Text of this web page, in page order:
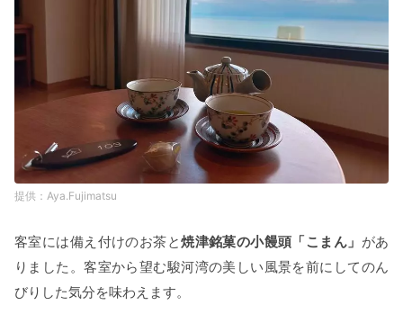
Aya.Fujimatsu
客室には備え付けのお茶と焼津銘菓の小饅頭「こまん」 があ
りました。客室から望む駿河湾の美しい風景を前にしてのん
びりした気分を味わえます。